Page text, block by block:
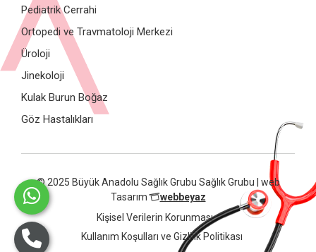
Pediatrik Cerrahi
Ortopedi ve Travmatoloji Merkezi
Üroloji
Jinekoloji
Kulak Burun Boğaz
Göz Hastalıkları
Kişisel Verilerin Korunması
Kullanım Koşulları ve Gizlilik Politikası
© 2025 Büyük Anadolu Sağlık Grubu Sağlık Grubu | web
Tasarım
webbeyaz